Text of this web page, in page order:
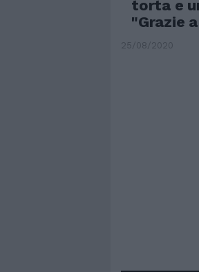
torta e
"Grazie
25/08/2020